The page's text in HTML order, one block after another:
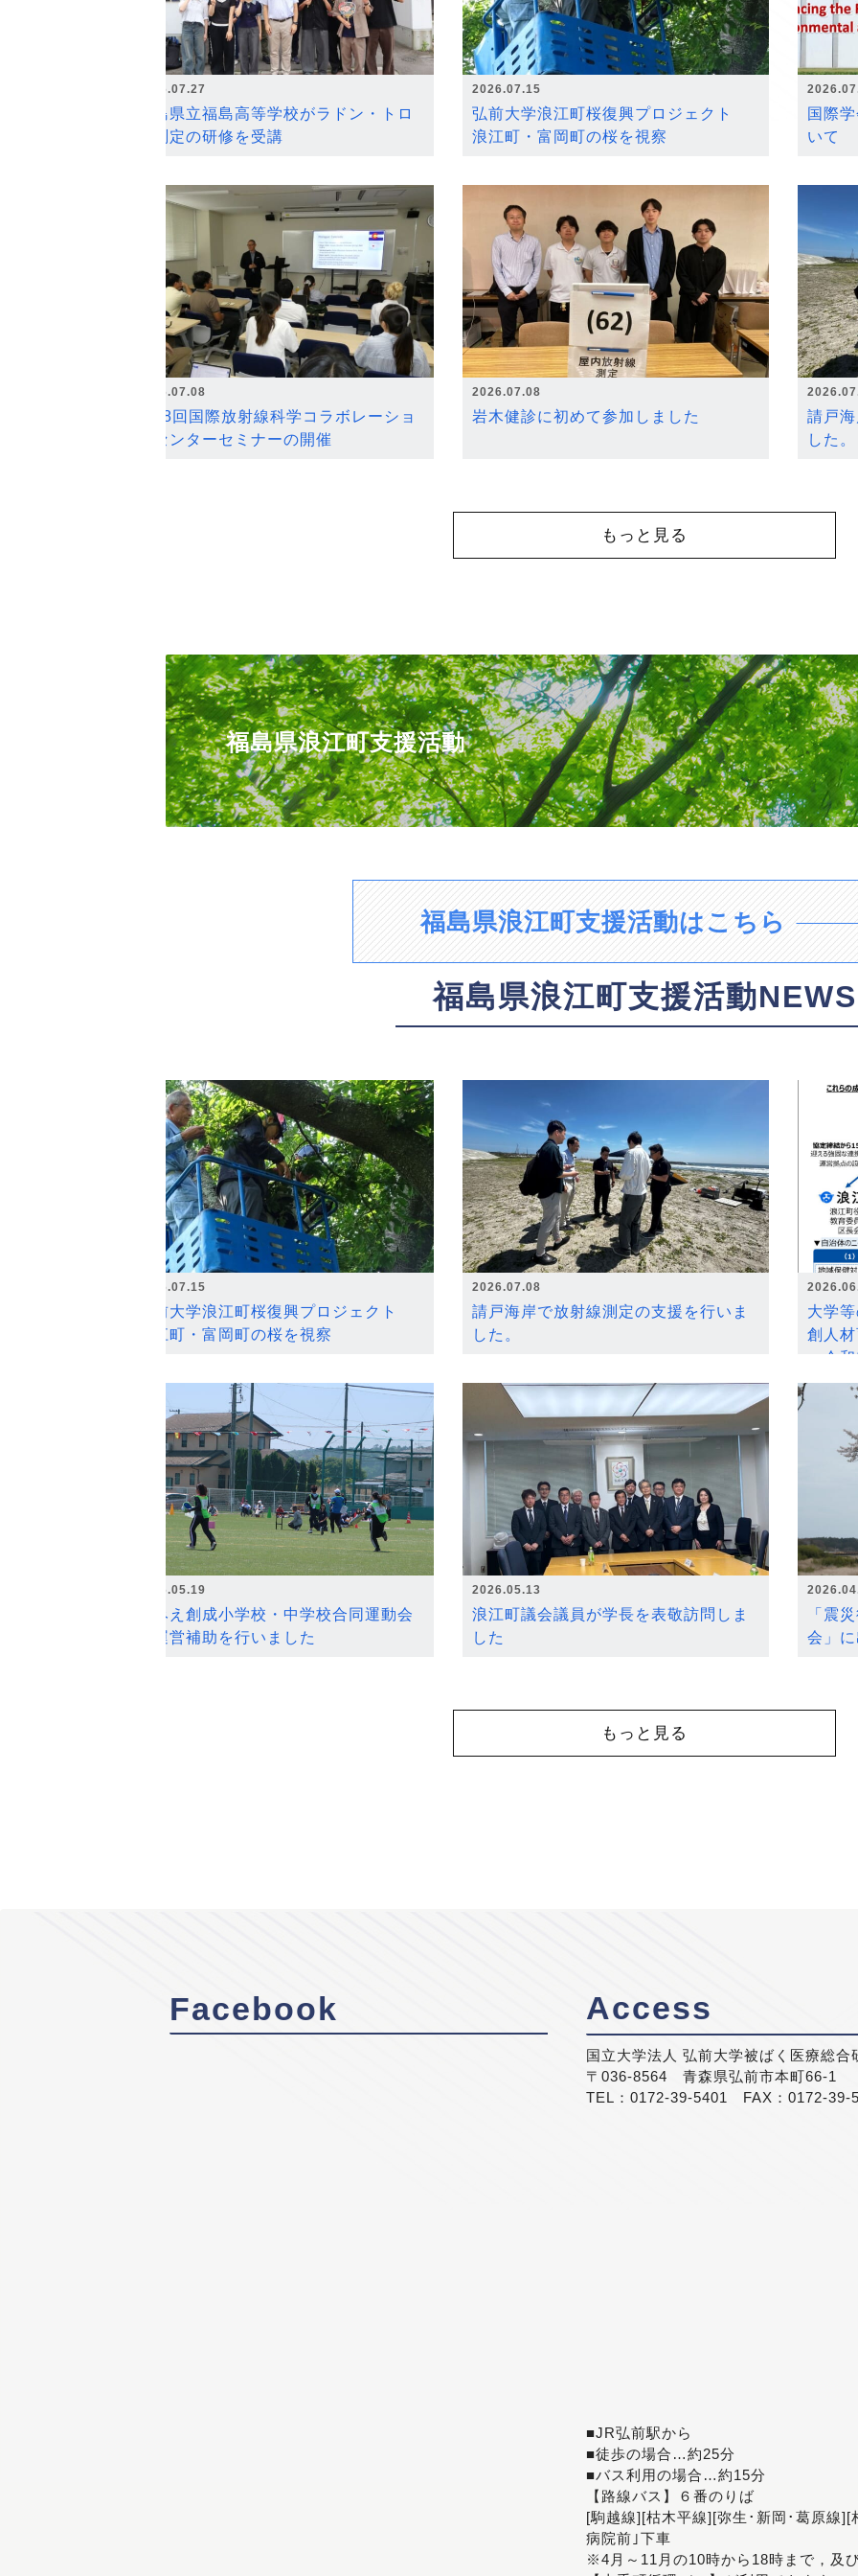
2026.07.27
福島県立福島高等学校がラドン・トロ
ン測定の研修を受講
2026.07.15
弘前大学浪江町桜復興プロジェクト
浪江町・富岡町の桜を視察
国際
いて
2026.07.08
第18回国際放射線科学コラボレーショ
ンセンターセミナーの開催
2026.07.08
岩木健診に初めて参加しました
請戸
した。
もっと見る
福島県浪江町支援活動
福島県浪江町支援活動はこちら
福島県浪江町支援活動NEWS
2026.07.15
弘前大学浪江町桜復興プロジェクト
浪江町・富岡町の桜を視察
2026.07.08
請戸海岸で放射線測定の支援を行いま
した。
大学
創人
～令
2026.05.19
なみえ創成小学校・中学校合同運動会
の運営補助を行いました
2026.05.13
浪江町議会議員が学長を表敬訪問しま
した
「震
会」
もっと見る
Facebook Access
国立大学法人 弘前大学被ばく医療総合
〒036-8564 青森県弘前市本町66-1
TEL：0172-39-5401 FAX：0172-39-
■JR弘前駅から
■徒歩の場合…約25分
■バス利用の場合…約15分
【路線バス】６番のりば
[駒越線][枯木平線][弥生･新岡･葛原線
病院前｣下車
※4月～11月の10時から18時まで，及